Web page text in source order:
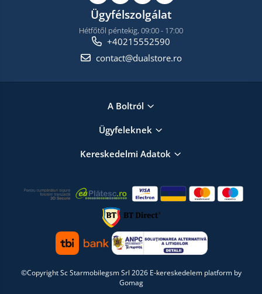
Ügyfélszolgálat
Hétfőtől péntekig, 09:00 - 17:00
+40215552590
contact@dualstore.ro
A Boltról
Ügyfeleknek
Kereskedelmi Adatok
©Copyright Sc Starmobilegsm Srl 2026 E-kereskedelem platform by
Gomag